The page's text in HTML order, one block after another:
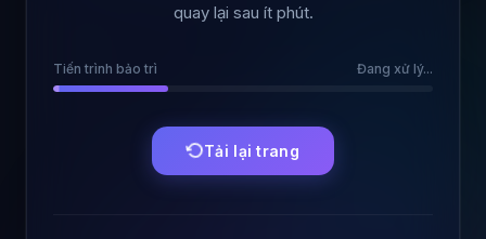
quay lại sau ít phút.
Tiến trình bảo trì Đang xử lý...
Tải lại trang